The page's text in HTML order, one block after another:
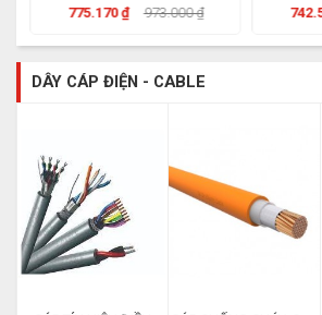
775.170 ₫
973.000 ₫
DÂY CÁP ĐIỆN - CABLE